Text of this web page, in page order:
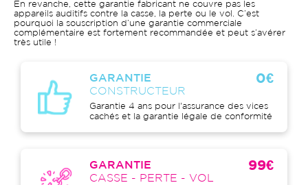
En revanche, cette garantie fabricant ne couvre pas les
appareils auditifs contre la casse, la perte ou le vol. C’est
pourquoi la souscription d’une garantie commerciale
complémentaire est fortement recommandée et peut s’avérer
très utile !
GARANTIE
CONSTRUCTEUR
0€
Garantie 4 ans pour l'assurance des vices
cachés et la garantie légale de conformité
GARANTIE
CASSE - PERTE - VOL
99€